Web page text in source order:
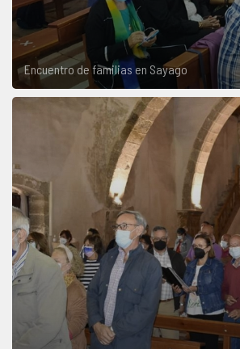
Encuentro de familias en Sayago